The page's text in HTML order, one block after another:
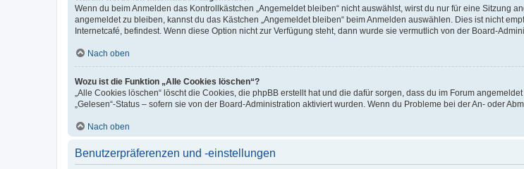
Wenn du beim Anmelden das Kontrollkästchen „Angemeldet bleiben“ nicht auswählst, wirst du nur für eine Sitzung
angemeldet zu bleiben, kannst du das Kästchen „Angemeldet bleiben“ beim Anmelden auswählen. Dies ist nicht
Internetcafé, befindest. Wenn diese Option nicht zur Verfügung steht, dann wurde sie vermutlich von der Board-
Nach oben
Wozu ist die Funktion „Alle Cookies löschen“?
„Alle Cookies löschen“ löscht die Cookies, die phpBB erstellt hat und die dafür sorgen, dass du im Forum
„Gelesen“-Status – sofern sie von der Board-Administration aktiviert wurden. Wenn du Probleme bei der An- oder
Nach oben
Benutzerpräferenzen und -einstellungen